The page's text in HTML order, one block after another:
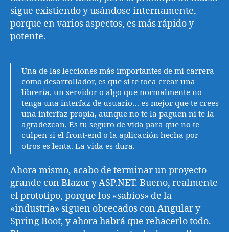
sigue existiendo y usándose internamente,
porque en varios aspectos, es más rápido y
potente.
Una de las lecciones más importantes de mi carrera
como desarrollador, es que si te toca crear una
librería, un servidor o algo que normalmente no
tenga una interfaz de usuario… es mejor que te crees
una interfaz propia, aunque no te la paguen ni te la
agradezcan. Es tu seguro de vida para que no te
culpen si el front-end o la aplicación hecha por
otros es lenta. La vida es dura.
Ahora mismo, acabo de terminar un proyecto
grande con Blazor y ASP.NET. Bueno, realmente
el prototipo, porque los «sabios» de la
«industria» siguen obcecados con Angular y
Spring Boot, y ahora habrá que rehacerlo todo.